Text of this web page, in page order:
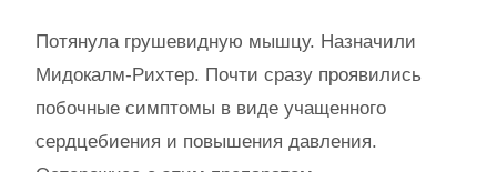
Потянула грушевидную мышцу. Назначили
Мидокалм-Рихтер. Почти сразу проявились
побочные симптомы в виде учащенного
сердцебиения и повышения давления.